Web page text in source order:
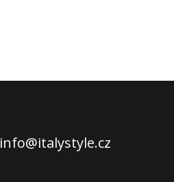
info@italystyle.cz